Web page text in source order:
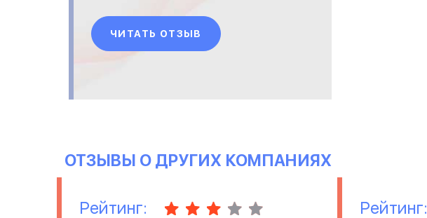
Опытные специалисты.
Обращайтесь к нам мы вам
поможем!
ЧИТАТЬ ОТЗЫВ
ОТЗЫВЫ О ДРУГИХ КОМПАНИЯХ
Рейтинг: Рейтинг: